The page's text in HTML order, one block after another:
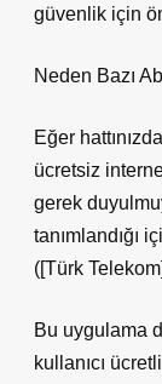
güvenlik için
Neden Bazı
Eğer
ücretsiz
gerek
tanımlandığı
([Türk
Bu uygulama
kullanıcı